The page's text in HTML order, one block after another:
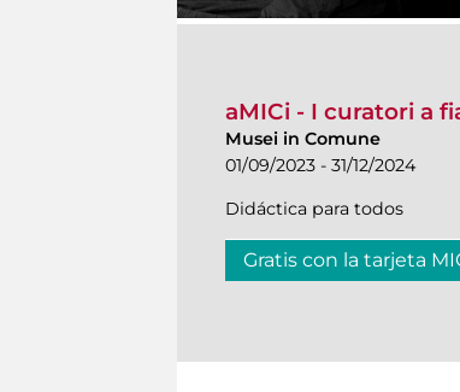
aMICi - I curatori a
Musei in Comune
01/09/2023 - 31/12/2024
Didáctica para todos
Gratis con la tarjeta